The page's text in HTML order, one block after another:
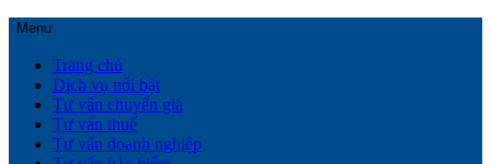
Menu
Trang chủ
Dịch vụ nổi bật
Tư vấn chuyển giá
Tư vấn thuế
Tư vấn doanh nghiệp